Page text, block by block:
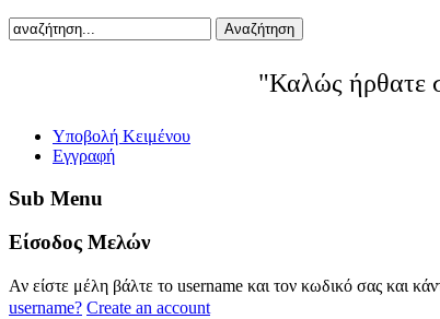
Αναζήτηση
"Καλώς ήρθατε
Yποβολή Κειμένου
Εγγραφή
Sub Menu
Eίσοδος Μελών
Αν είστε μέλη βάλτε το username και τον κωδικό σας και
username? Create an account